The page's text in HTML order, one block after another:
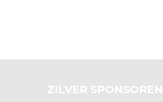
ZILVER SPONSOREN